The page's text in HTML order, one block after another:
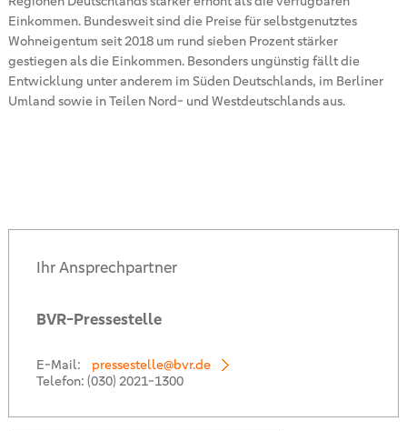
Einkommen. Bundesweit sind die Preise für selbstgenutztes
Wohneigentum seit 2018 um rund sieben Prozent stärker
gestiegen als die Einkommen. Besonders ungünstig fällt die
Entwicklung unter anderem im Süden Deutschlands, im Berliner
Umland sowie in Teilen Nord- und Westdeutschlands aus.
Ihr Ansprechpartner
BVR-Pressestelle
E-Mail:
pressestelle@bvr.de
Telefon: (030) 2021-1300